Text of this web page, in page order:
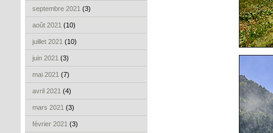
septembre 2021 (3)
août 2021 (10)
juillet 2021 (10)
juin 2021 (3)
mai 2021 (7)
avril 2021 (4)
mars 2021 (3)
février 2021 (3)